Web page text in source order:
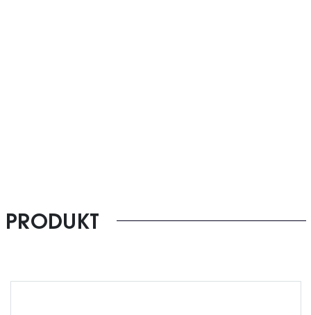
PRODUKT